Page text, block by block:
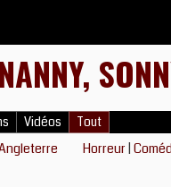
Vidéos Tout
Horreur |